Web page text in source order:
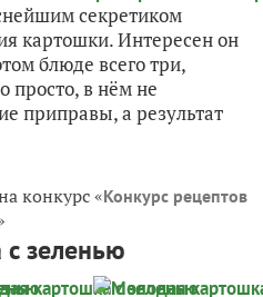
секретиком
картошки. Интересен он
блюде всего три,
просто, в нём не
приправы, а результат
конкурс «Конкурс рецептов
зеленью